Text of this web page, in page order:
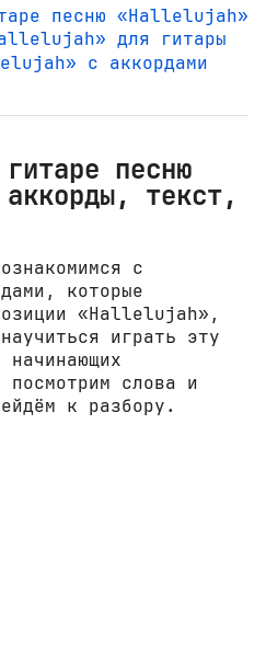
песню «Hallelujah»
для гитары
с аккордами
песню
текст,
с
которые
«Hallelujah»,
играть эту
слова и
к разбору.